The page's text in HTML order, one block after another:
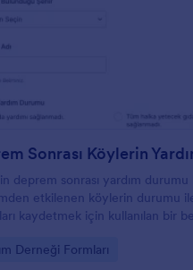
deprem sonrası yardım
etkilenen köylerin durumu
kaydetmek için kullanılan bir
Category:
Derneği Formları